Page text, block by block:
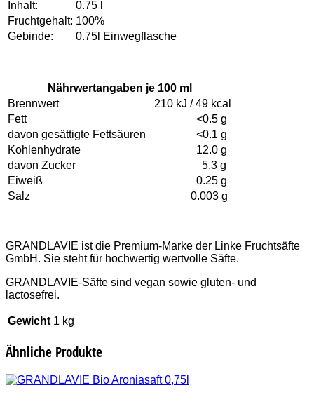
Inhalt:
0.75 l
Fruchtgehalt: 100%
Gebinde:
0.75l Einwegflasche
Nährwertangaben je 100 ml
Brennwert
210 kJ / 49 kcal
Fett
<0.5 g
davon gesättigte Fettsäuren
<0.1 g
Kohlenhydrate
12.0 g
davon Zucker
5,3 g
Eiweiß
0.25 g
Salz
0.003 g
GRANDLAVIE ist die Premium-Marke der Linke Fruchtsäfte
GmbH. Sie steht für hochwertig wertvolle Säfte.
GRANDLAVIE-Säfte sind vegan sowie gluten- und
lactosefrei.
Gewicht 1 kg
Ähnliche Produkte